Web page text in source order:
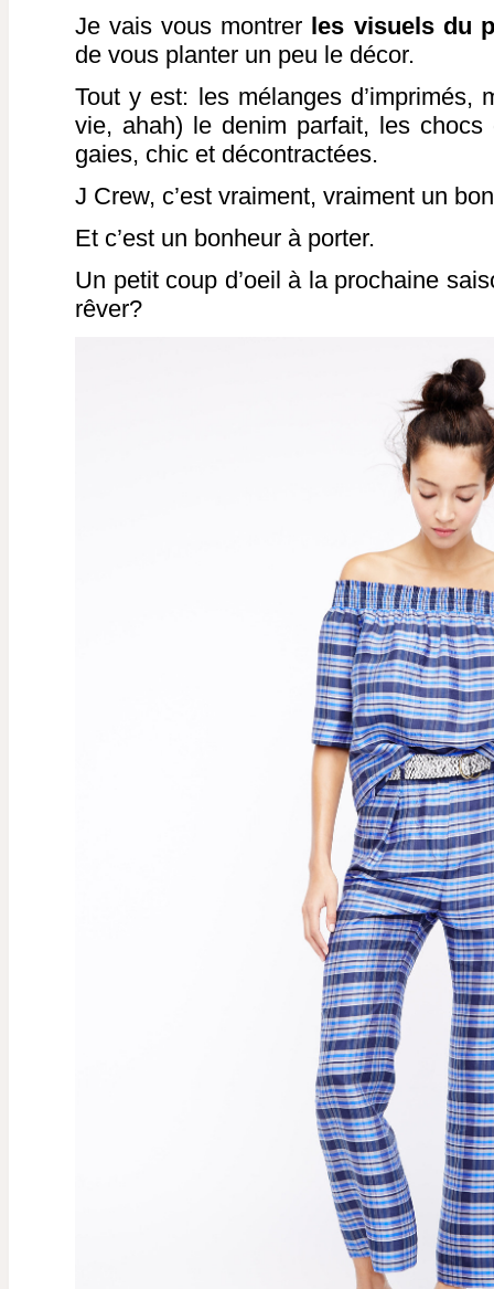
Je vais vous montrer les visuels du
de vous planter un peu le décor.
Tout y est: les mélanges d’imprimés,
vie, ahah) le denim parfait, les
gaies, chic et décontractées.
J Crew, c’est vraiment, vraiment un
Et c’est un bonheur à porter.
Un petit coup d’oeil à la prochaine
rêver?